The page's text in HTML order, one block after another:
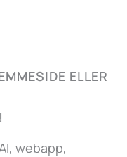
ELLER
webapp,